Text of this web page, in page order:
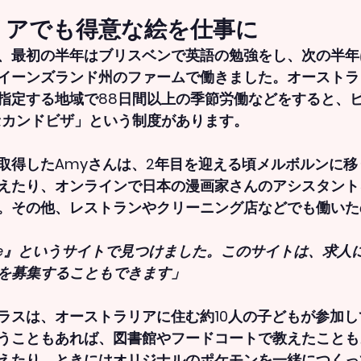
でも得意な絵を仕事に
最初の半年はブリスベンで英語の勉強をし、次の半
ーンズランド州のファームで働きました。オースト
定する地域で88日間以上の季節労働などをすると、
ンドビザ」という制度があります。
得したAmyさんは、2年目を迎える頃メルボルンに
たり、オンラインで日本の漫画家さんのアシスタン
その他、レストランやクリーニング店などでも働い
というサイトで見つけました。このサイトは、求人
募集することもできます」
スは、オーストラリアに住む約10人の子どもが参加
こともあれば、図書館やフードコートで教えたこと